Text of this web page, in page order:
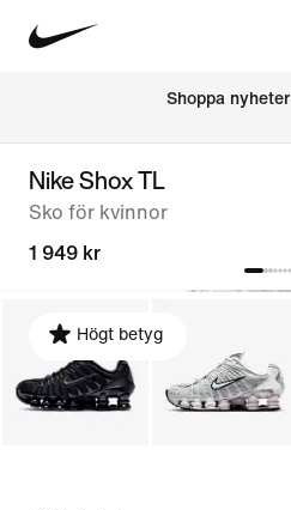
Shoppa nyheter
Nike Shox TL
Sko för kvinnor
1 949 kr
Högt betyg